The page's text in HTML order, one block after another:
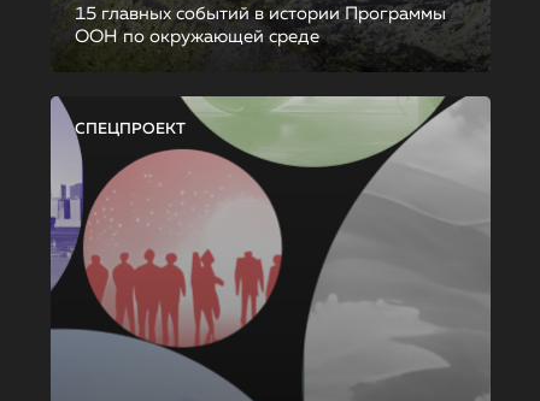
15 главных событий в истории Программы
ООН по окружающей среде
СПЕЦПРОЕКТ